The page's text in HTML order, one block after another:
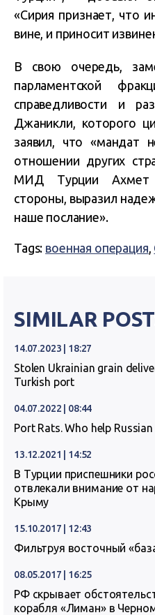
«Сирия признает, что
вине, и приносит
В свою очередь,
парламентской
справедливости и
Джаникли, которого
заявил, что «мандат
отношении других
МИД Турции Ахмет
стороны, выразил
наше послание».
Tags: военная операция,
SIMILAR
14.07.2023 | 18:27
Stolen Ukrainian grain
Turkish port
04.07.2022 | 08:44
Port Rats. Who help
13.12.2021 | 14:52
В Турции приспешники
отвлекали внимание от
Крыму
15.10.2017 | 12:43
Фильтруя восточный
08.05.2017 | 16:25
РФ скрывает
корабля «Лиман» в